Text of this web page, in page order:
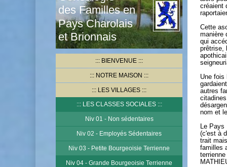
des Familles en
Pays Charolais
et Brionnais
BIENVENUE
NOTRE MAISON
LES VILLAGES
LES CLASSES SOCIALES
Niv 01 - Non sédentaires
Niv 02 - Employés Sédentaires
Niv 03 - Petite Bourgeoisie Terrienne
Niv 04 - Grande Bourgeoisie Terrienne
créaient
Cette
manière
qui
prêtrise,
Une fois
autres
nom et
Le Pays
(c'est à
trait
familles